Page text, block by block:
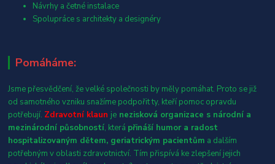
Návrhy a četné instalace
Spolupráce s architekty a designéry
Pomáháme:
Jsme přesvědčení, že velké společnosti by měly pomáhat. Proto se již
od samotného vzniku snažíme podpořit ty, kteří pomoc opravdu
potřebují. Zdravotní klaun je nezisková organizace s národní a
mezinárodní působností, která přináší humor a radost
hospitalizovaným dětem, geriatrickým pacientům a dalším
potřebným v oblasti zdravotnictví. Tím přispívá ke zlepšení jejich